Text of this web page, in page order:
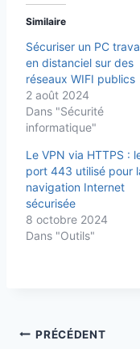
Similaire
Sécuriser un PC
en distanciel sur des
réseaux WIFI publics
2 août 2024
Dans "Sécurité
informatique"
Le VPN via HTTPS :
port 443 utilisé pour
navigation Internet
sécurisée
8 octobre 2024
Dans "Outils"
Navigation
PRÉCÉDENT